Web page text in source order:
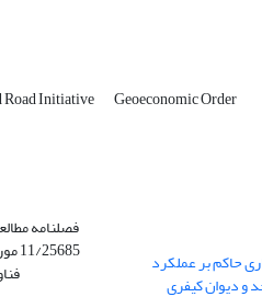
Road Initiative Geoeconomic Order
حاکم بر عملکرد
و دیوان کیفری
فصلنامه